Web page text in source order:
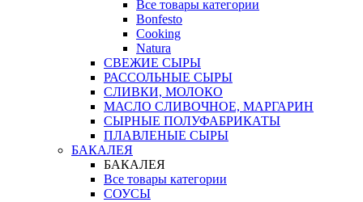
Все товары категории
Bonfesto
Cooking
Natura
СВЕЖИЕ СЫРЫ
РАССОЛЬНЫЕ СЫРЫ
СЛИВКИ, МОЛОКО
МАСЛО СЛИВОЧНОЕ, МАРГАРИН
СЫРНЫЕ ПОЛУФАБРИКАТЫ
ПЛАВЛЕНЫЕ СЫРЫ
БАКАЛЕЯ
БАКАЛЕЯ
Все товары категории
СОУСЫ